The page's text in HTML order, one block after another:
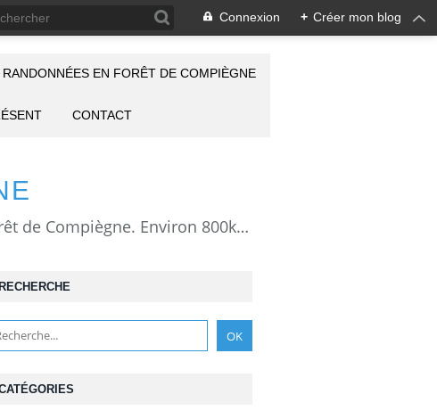
Connexion + Créer mon blog
la Forêt de Compiègne vue autrement: description de mes randonnées en forêt de Compiègne. Environ 800km de randos et 25000 photos pour montrer cette forêt magnifique et ses particularités: les lieux atypiques comme la Grotte des Ramoneurs, la Pierre Torniche... Mais aussi les 313 carrefours nommés, plus de 100 routes forestières, les étangs, les Rus, des villages et hameaux ...
RANDONNÉES EN FORÊT DE COMPIÈGNE
CONTACT
RECHERCHE